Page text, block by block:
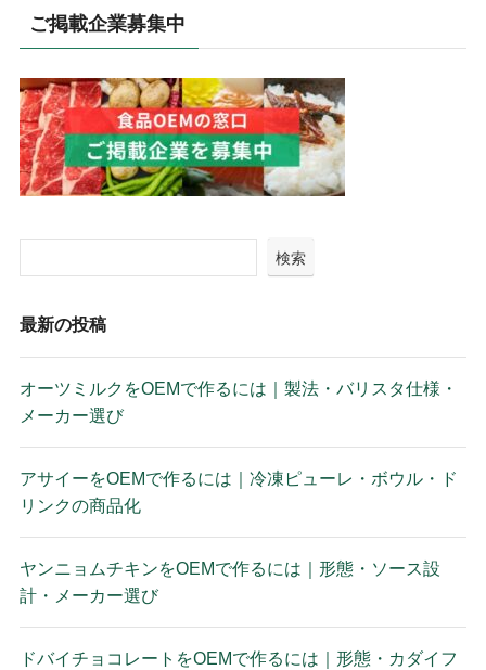
ご掲載企業募集中
検索
最新の投稿
オーツミルクをOEMで作るには｜製法・バリスタ仕様・
メーカー選び
アサイーをOEMで作るには｜冷凍ピューレ・ボウル・ド
リンクの商品化
ヤンニョムチキンをOEMで作るには｜形態・ソース設
計・メーカー選び
ドバイチョコレートをOEMで作るには｜形態・カダイフ